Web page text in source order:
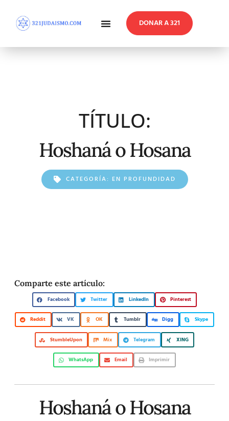
DONAR A 321
TÍTULO:
Hoshaná o Hosana
CATEGORÍA: EN PROFUNDIDAD
Comparte este artículo:
Facebook Twitter LinkedIn Pinterest
Reddit VK OK Tumblr Digg Skype
StumbleUpon Mix Telegram XING
WhatsApp Email Imprimir
Hoshaná o Hosana